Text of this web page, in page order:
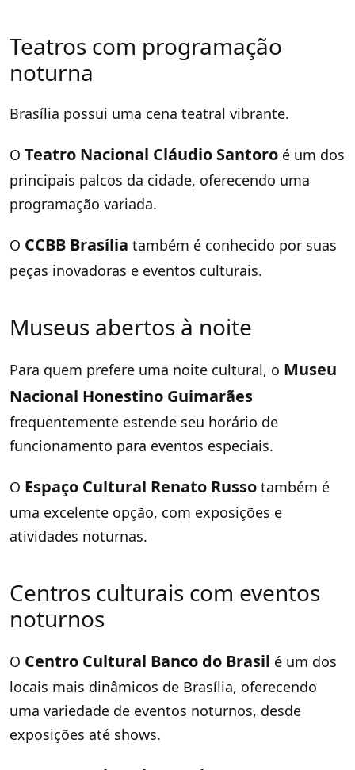
Teatros com programação
noturna
Brasília possui uma cena teatral vibrante.
O Teatro Nacional Cláudio Santoro é um dos
principais palcos da cidade, oferecendo uma
programação variada.
O CCBB Brasília também é conhecido por suas
peças inovadoras e eventos culturais.
Museus abertos à noite
Para quem prefere uma noite cultural, o Museu
Nacional Honestino Guimarães
frequentemente estende seu horário de
funcionamento para eventos especiais.
O Espaço Cultural Renato Russo também é
uma excelente opção, com exposições e
atividades noturnas.
Centros culturais com eventos
noturnos
O Centro Cultural Banco do Brasil é um dos
locais mais dinâmicos de Brasília, oferecendo
uma variedade de eventos noturnos, desde
exposições até shows.